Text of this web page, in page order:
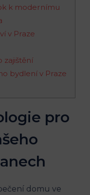
k modernímu
v Praze
zajištění
bydlení v Praze
pro
domu ve